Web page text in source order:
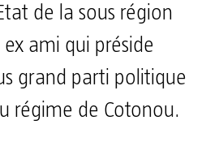
de la sous région
ami qui préside
grand parti politique
régime de Cotonou.